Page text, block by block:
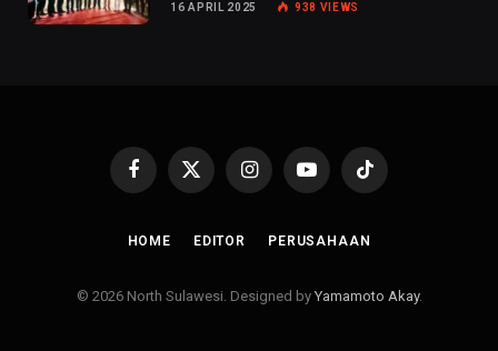
16 APRIL 2025 938 VIEWS
Facebook
X
InstagramYouTubeTikTok
HOME EDITOR PERUSAHAAN
© 2026 North Sulawesi. Designed by Yamamoto Akay.